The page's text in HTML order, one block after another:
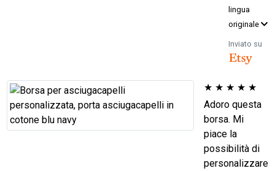
lingua
originale
Inviato su
★ ★ ★ ★ ★
Adoro questa
borsa. Mi
piace la
possibilità di
personalizzare